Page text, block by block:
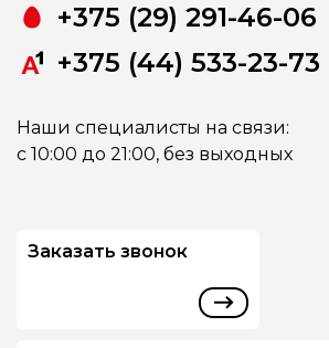
+375 (29) 291-46-06
+375 (44) 533-23-73
Наши специалисты на связи:
с 10:00 до 21:00, без выходных
Заказать звонок